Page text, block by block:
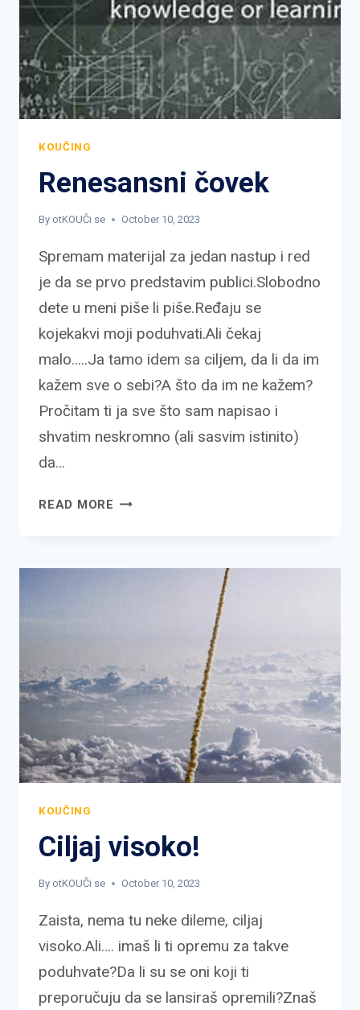
KOUČING
Renesansni čovek
By otKOUČi se October 10, 2023
Spremam materijal za jedan nastup i red
je da se prvo predstavim publici.Slobodno
dete u meni piše li piše.Ređaju se
kojekakvi moji poduhvati.Ali čekaj
malo…..Ja tamo idem sa ciljem, da li da im
kažem sve o sebi?A što da im ne kažem?
Pročitam ti ja sve što sam napisao i
shvatim neskromno (ali sasvim istinito)
da…
READ MORE RENESANSNI
KOUČING
Ciljaj visoko!
By otKOUČi se October 10, 2023
Zaista, nema tu neke dileme, ciljaj
visoko.Ali…. imaš li ti opremu za takve
poduhvate?Da li su se oni koji ti
preporučuju da se lansiraš opremili?Znaš